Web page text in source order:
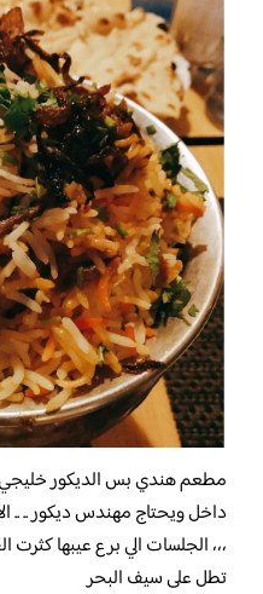
مطعم هندي بس الديكور خليجي
داخل ويحتاج مهندس ديكور .. ..
،،، الجلسات الي برع عيبها
تطل على سيف البحر